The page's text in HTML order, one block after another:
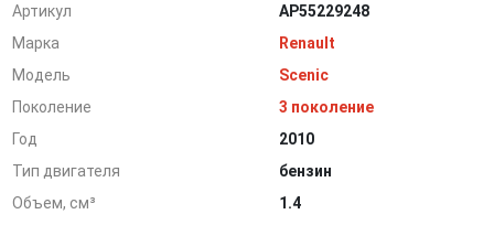
Артикул
AP55229248
Марка
Renault
Модель
Scenic
Поколение
3 поколение
Год
2010
Тип двигателя
бензин
Объем, см³
1.4